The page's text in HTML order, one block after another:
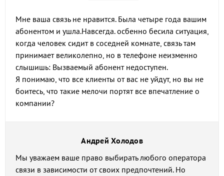
Мне ваша связь не нравится. Была четыре года вашим
абонентом и ушла.Навсегда. осбенно бесила ситуация,
когда человек сидит в соседней комнате, связь там
принимает великолепно, но в телефоне неизменно
слышишь: Вызваемый абонент недоступен.
Я понимаю, что все клиенты от вас не уйдут, но вы не
боитесь, что такие мелочи портят все впечатление о
компании?
Андрей Холодов
Мы уважаем ваше право выбирать любого оператора
связи в зависимости от своих предпочтений. Но